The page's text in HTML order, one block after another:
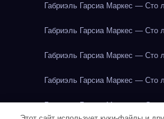
Габриэль Гарсиа Маркес — Сто
Габриэль Гарсиа Маркес — Сто
Габриэль Гарсиа Маркес — Сто
Габриэль Гарсиа Маркес — Сто
Габриэль Гарсиа Маркес — Сто